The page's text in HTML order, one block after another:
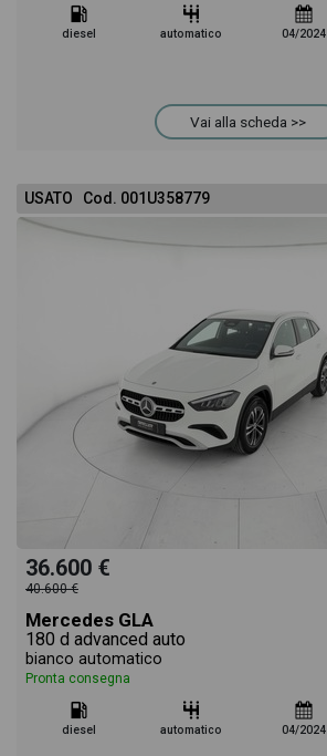
diesel automatico 04/2024
Vai alla scheda >>
USATO Cod. 001U358779
36.600 €
40.600 €
Mercedes GLA
180 d advanced auto
bianco automatico
Pronta consegna
diesel automatico 04/2024